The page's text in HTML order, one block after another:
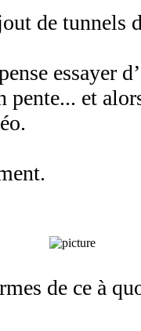
de tunnels
essayer
pente... et
de ce à